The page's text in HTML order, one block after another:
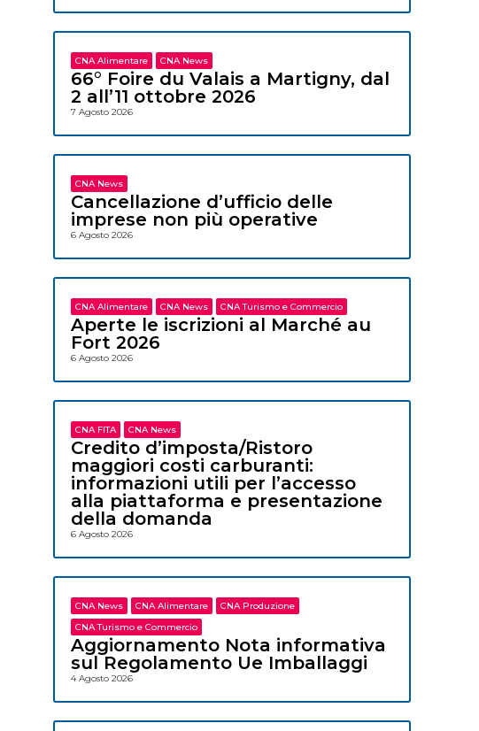
CNA Alimentare CNA News
66° Foire du Valais a Martigny, dal
2 all’11 ottobre 2026
7 Agosto 2026
CNA News
Cancellazione d’ufficio delle
imprese non più operative
6 Agosto 2026
CNA Alimentare CNA News CNA Turismo e Commercio
Aperte le iscrizioni al Marché au
Fort 2026
6 Agosto 2026
CNA FITA CNA News
Credito d’imposta/Ristoro
maggiori costi carburanti:
informazioni utili per l’accesso
alla piattaforma e presentazione
della domanda
6 Agosto 2026
CNA News CNA Alimentare
CNA Produzione
CNA Turismo e Commercio
Aggiornamento Nota informativa
sul Regolamento Ue Imballaggi
4 Agosto 2026